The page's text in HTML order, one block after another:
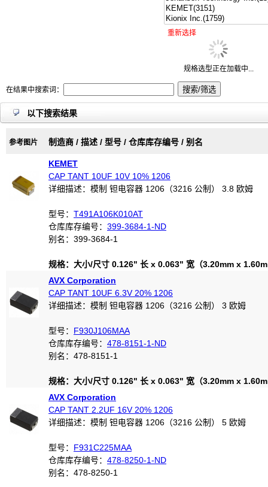
重新选择
规格选型正在加载中...
在结果中搜索词：
以下搜索结果
参考图片 制造商 / 描述 / 型号 / 仓库库存编号 / 别名
KEMET
CAP TANT 10UF 10V 10% 1206
详细描述：模制 钽电容器 1206（3216 公制） 3.8 欧姆
型号： T491A106K010AT
仓库库存编号： 399-3684-1-ND
别名：399-3684-1
规格：大小/尺寸 0.126" 长 x 0.063" 宽（3.20mm x
AVX Corporation
CAP TANT 10UF 6.3V 20% 1206
详细描述：模制 钽电容器 1206（3216 公制） 3 欧姆
型号： F930J106MAA
仓库库存编号： 478-8151-1-ND
别名：478-8151-1
规格：大小/尺寸 0.126" 长 x 0.063" 宽（3.20mm x
AVX Corporation
CAP TANT 2.2UF 16V 20% 1206
详细描述：模制 钽电容器 1206（3216 公制） 5 欧姆
型号： F931C225MAA
仓库库存编号： 478-8250-1-ND
别名：478-8250-1